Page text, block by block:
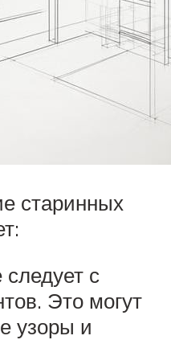
старинных
с
Это могут
узоры и